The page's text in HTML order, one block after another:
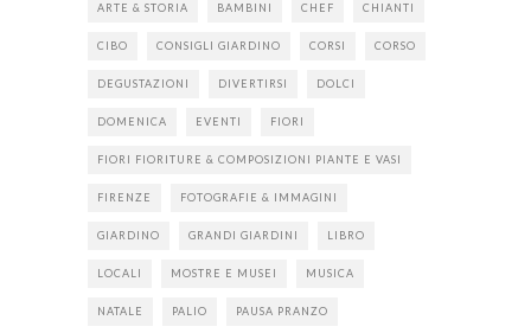
ARTE & STORIA BAMBINI CHEF CHIANTI
CIBO CONSIGLI GIARDINO CORSI CORSO
DEGUSTAZIONI DIVERTIRSI DOLCI
DOMENICA EVENTI FIORI
FIORI FIORITURE & COMPOSIZIONI PIANTE E VASI
FIRENZE FOTOGRAFIE & IMMAGINI
GIARDINO GRANDI GIARDINI LIBRO
LOCALI MOSTRE E MUSEI MUSICA
NATALE PALIO PAUSA PRANZO